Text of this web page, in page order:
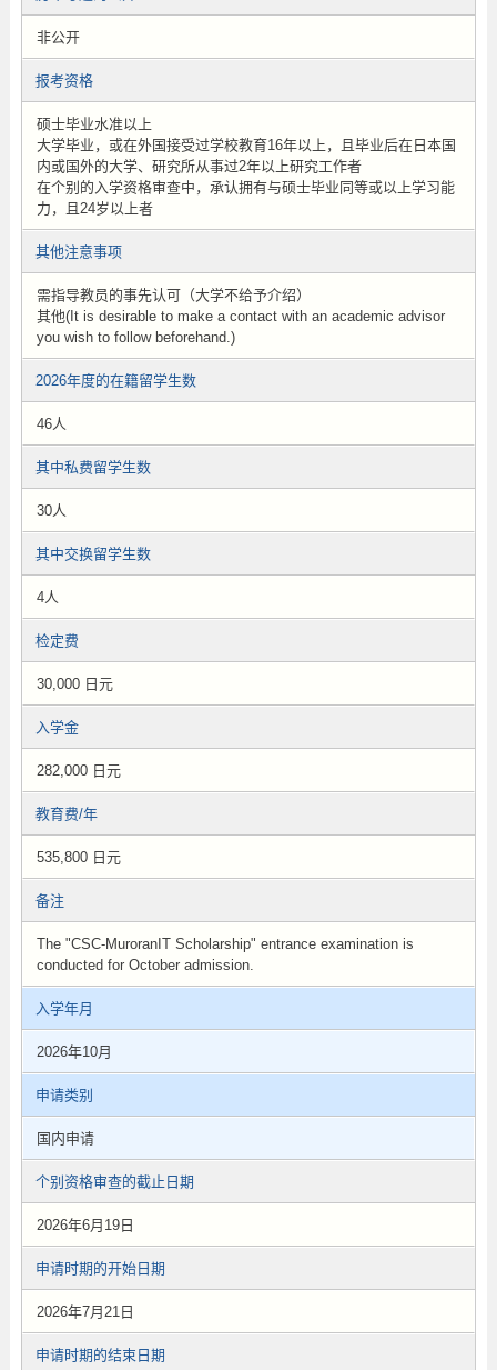
非公开
报考资格
硕士毕业水准以上
大学毕业，或在外国接受过学校教育16年以上，且毕业后在日本国
内或国外的大学、研究所从事过2年以上研究工作者
在个别的入学资格审查中，承认拥有与硕士毕业同等或以上学习能
力，且24岁以上者
其他注意事项
需指导教员的事先认可（大学不给予介绍）
其他(It is desirable to make a contact with an academic advisor
you wish to follow beforehand.)
2026年度的在籍留学生数
46人
其中私费留学生数
30人
其中交换留学生数
4人
检定费
30,000 日元
入学金
282,000 日元
教育费/年
535,800 日元
备注
The "CSC-MuroranIT Scholarship" entrance examination is
conducted for October admission.
入学年月
2026年10月
申请类别
国内申请
个别资格审查的截止日期
2026年6月19日
申请时期的开始日期
2026年7月21日
申请时期的结束日期